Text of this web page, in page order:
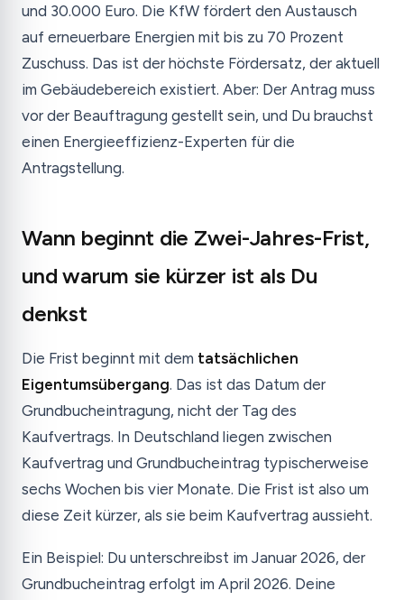
und 30.000 Euro. Die KfW fördert den Austausch
auf erneuerbare Energien mit bis zu 70 Prozent
Zuschuss. Das ist der höchste Fördersatz, der aktuell
im Gebäudebereich existiert. Aber: Der Antrag muss
vor der Beauftragung gestellt sein, und Du brauchst
einen Energieeffizienz-Experten für die
Antragstellung.
Wann beginnt die Zwei-Jahres-Frist,
und warum sie kürzer ist als Du
denkst
Die Frist beginnt mit dem tatsächlichen
Eigentumsübergang. Das ist das Datum der
Grundbucheintragung, nicht der Tag des
Kaufvertrags. In Deutschland liegen zwischen
Kaufvertrag und Grundbucheintrag typischerweise
sechs Wochen bis vier Monate. Die Frist ist also um
diese Zeit kürzer, als sie beim Kaufvertrag aussieht.
Ein Beispiel: Du unterschreibst im Januar 2026, der
Grundbucheintrag erfolgt im April 2026. Deine